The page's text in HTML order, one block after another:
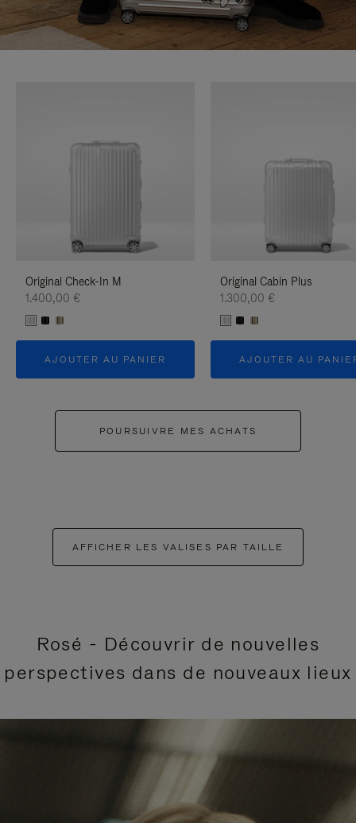
Original Check-In M
1.400,00 €
AJOUTER AU PANIER
Original Cabin Plus
1.300,00 €
AJOUTER AU
POURSUIVRE MES ACHATS
AFFICHER LES VALISES PAR TAILLE
Rosé - Découvrir de nouvelles
perspectives dans de nouveaux lieux